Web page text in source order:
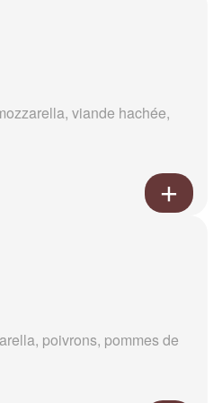
viande hachée,
poivrons, pommes de